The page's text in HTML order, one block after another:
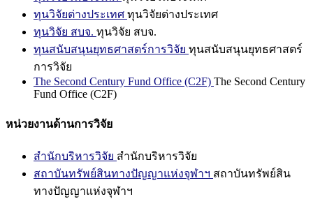
ทุนวิจัยต่างประเทศ ทุนวิจัยต่างประเทศ
ทุนวิจัย สบจ. ทุนวิจัย สบจ.
ทุนสนับสนุนยุทธศาสตร์การวิจัย ทุนสนับสนุนยุทธศาสตร์
การวิจัย
The Second Century Fund Office (C2F) The Second Century
Fund Office (C2F)
หน่วยงานด้านการวิจัย
สำนักบริหารวิจัย สำนักบริหารวิจัย
สถาบันทรัพย์สินทางปัญญาแห่งจุฬาฯ สถาบันทรัพย์สิน
ทางปัญญาแห่งจุฬาฯ